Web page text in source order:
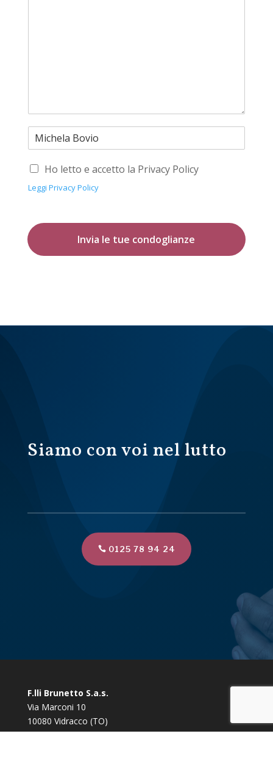
Ho letto e accetto la Privacy Policy
Leggi Privacy Policy
Invia le tue condoglianze
Siamo con voi nel lutto
0125 78 94 24
F.lli Brunetto S.a.s.
Via Marconi 10
10080 Vidracco (TO)